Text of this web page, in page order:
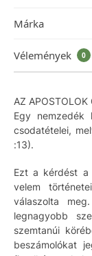
Márka
Vélemények 0
AZ APOSTOLOK
Egy nemzedék
csodatételei,
:13).
Ezt a kérdést a
velem
válaszolta
legnagyobb
szemtanúi
beszámolókat